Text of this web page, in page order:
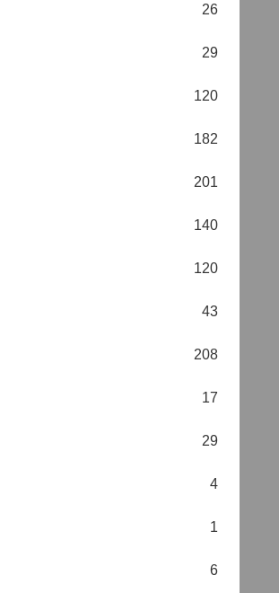
26
29
120
182
201
140
120
43
208
17
29
4
1
6